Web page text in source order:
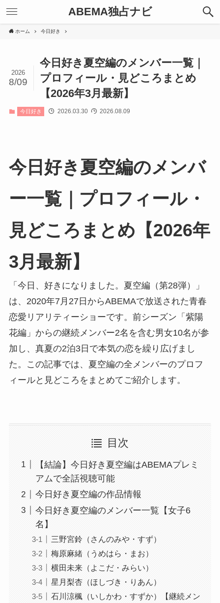
ABEMA独占ナビ
ホーム 今日好き
今日好き夏空編のメンバー一覧｜
プロフィール・見どころまとめ
【2026年3月最新】
2026
8/09
今日好き 2026.03.30 2026.08.09
今日好き夏空編のメンバ
ー一覧｜プロフィール・
見どころまとめ【2026年
3月最新】
「今日、好きになりました。夏空編（第28弾）」
は、2020年7月27日からABEMAで放送された青春
恋愛リアリティーショーです。前シーズン「紫陽
花編」からの継続メンバー2名を含む男女10名が参
加し、真夏の2泊3日で本気の恋を繰り広げまし
た。この記事では、夏空編の全メンバーのプロフ
ィールと見どころをまとめてご紹介します。
目次
【結論】今日好き夏空編はABEMAプレミ
アムで全話視聴可能
今日好き夏空編の作品情報
今日好き夏空編のメンバー一覧【女子6
名】
三野宮鈴（さんのみや・すず）
梅原麻緒（うめはら・まお）
横田未来（よこだ・みらい）
星月梨杏（ほしづき・りあん）
石川涼楓（いしかわ・すずか）【継続メン